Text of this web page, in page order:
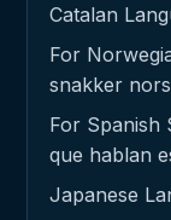
Catalan
For
snakker
For Spanish
que hablan
Japanese